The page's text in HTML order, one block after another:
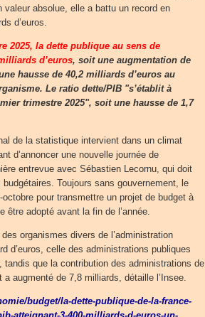
absolue, elle a battu un record en
d’euros.
2025, la dette publique au sens de
d’euros, soit une augmentation de
hausse de 40,2 milliards d’euros au
Le ratio dette/PIB "s’établit à
trimestre 2025", soit une hausse de 1,7
de la statistique intervient dans un climat
d’annoncer une nouvelle journée de
entrevue avec Sébastien Lecornu, qui doit
Toujours sans gouvernement, le
pour transmettre un projet de budget à
être adopté avant la fin de l’année.
organismes divers de l’administration
d’euros, celle des administrations publiques
tandis que la contribution des administrations de
augmenté de 7,8 milliards, détaille l’Insee.
budget/la-dette-publique-de-la-france-